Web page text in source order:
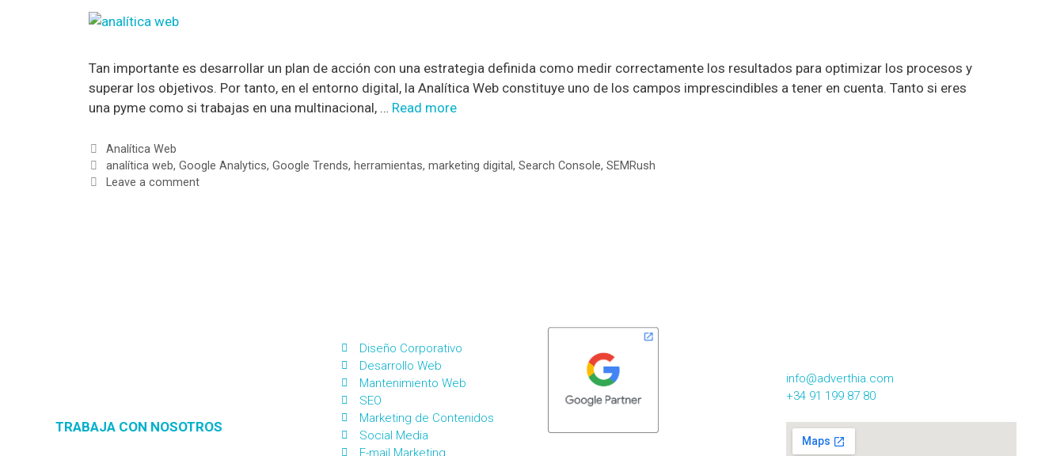
Tan importante es desarrollar un plan de acción con una estrategia definida como medir correctamente los resultados para optimizar los procesos y
superar los objetivos. Por tanto, en el entorno digital, la Analítica Web constituye uno de los campos imprescindibles a tener en cuenta. Tanto si eres
una pyme como si trabajas en una multinacional, … Read more
Analítica Web
analítica web, Google Analytics, Google Trends, herramientas, marketing digital, Search Console, SEMRush
Leave a comment
TRABAJA CON NOSOTROS
Diseño Corporativo
Desarrollo Web
Mantenimiento Web
SEO
Marketing de Contenidos
Social Media
E-mail Marketing
info@adverthia.com
+34 91 199 87 80